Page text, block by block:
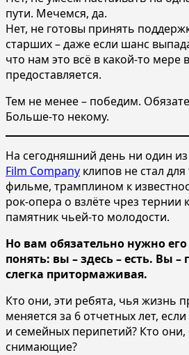
пути. Мечемся, да.
Нет, не готовы принять
старших – даже если шанс
что нам это всё в какой-то мере
предоставляется.
Тем не менее – победим.
Больше-то некому.
На сегодняшний день ни один
Film Company клипов не стал
фильме, трамплином к
рок-опера о взлёте чрез тернии
памятник чьей-то молодости.
Но вам обязательно нужно
понять: вы – здесь – есть. Вы –
слегка притормаживая.
Кто они, эти ребята, чья жизнь
меняется за 6 отчетных лет,
и семейных перипетий? Кто они,
снимающие?